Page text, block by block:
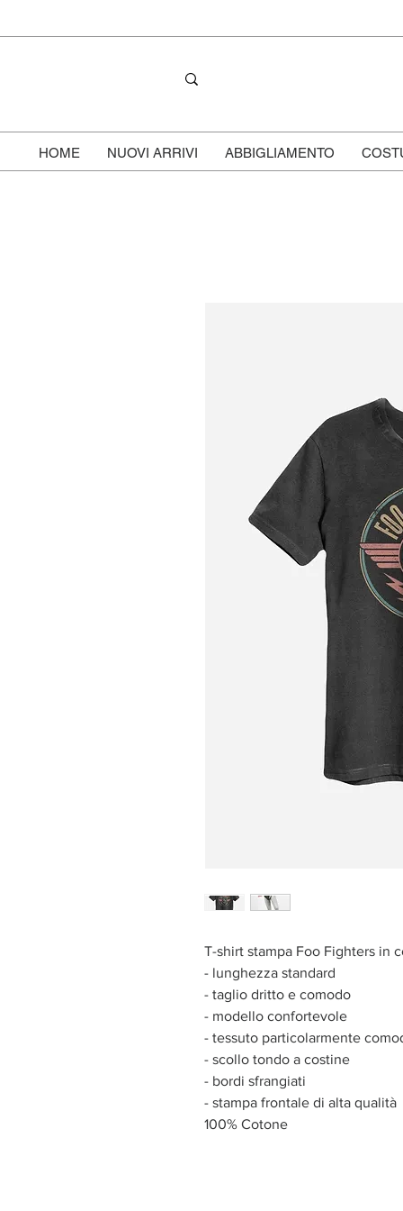
HOME NUOVI ARRIVI ABBIGLIAMENTO
T-shirt stampa Foo Fighters in
- lunghezza standard
- taglio dritto e comodo
- modello confortevole
- tessuto particolarmente
- scollo tondo a costine
- bordi sfrangiati
- stampa frontale di alta qualità
100% Cotone